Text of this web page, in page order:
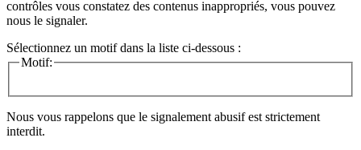
contrôles vous constatez des contenus inappropriés, vous pouvez
nous le signaler.
Sélectionnez un motif dans la liste ci-dessous :
Motif:
Nous vous rappelons que le signalement abusif est strictement
interdit.